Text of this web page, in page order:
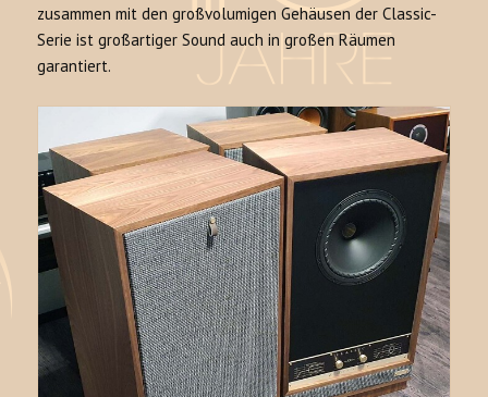
zusammen mit den großvolumigen Gehäusen der Classic-
Serie ist großartiger Sound auch in großen Räumen
garantiert.